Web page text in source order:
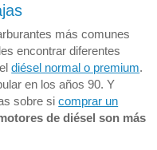
más comunes
encontrar diferentes
diésel normal o premium.
en los años 90. Y
sobre sicomprar un
de diésel son más